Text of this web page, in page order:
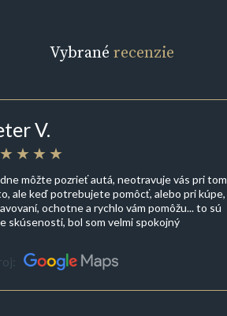
Vybrané recenzie
V.
môžte pozrieť autá, neotravuje vás pri tom
ale keď potrebujete pomôcť, alebo pri kúpe,
ochotne a rychlo vám pomôžu... to sú
skúsenosti, bol som velmi spokojný